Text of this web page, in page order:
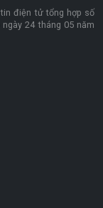
điện tử tổng hợp số
ngày 24 tháng 05 năm